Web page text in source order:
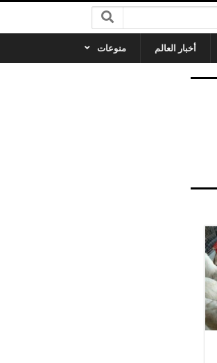
أخبار العالم منوعات